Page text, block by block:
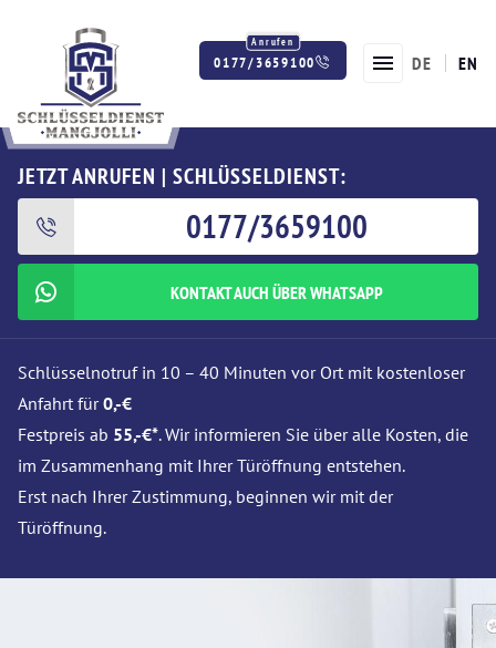
0177/3659100 DE EN
JETZT ANRUFEN | SCHLÜSSELDIENST:
0177/3659100
KONTAKT AUCH ÜBER WHATSAPP
Schlüsselnotruf in 10 – 40 Minuten vor Ort mit kostenloser
Anfahrt für0,-€
Festpreis ab 55,-€*. Wir informieren Sie über alle Kosten, die
im Zusammenhang mit Ihrer Türöffnung entstehen.
Erst nach Ihrer Zustimmung, beginnen wir mit der
Türöffnung.